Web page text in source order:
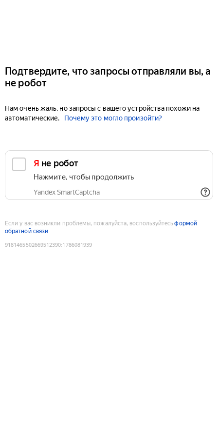
Подтвердите, что запросы отправляли вы, а
не робот
Нам очень жаль, но запросы с вашего устройства похожи на
автоматические.
Почему это могло произойти?
Я не робот
Нажмите, чтобы продолжить
Yandex SmartCaptcha
Если у вас возникли проблемы, пожалуйста, воспользуйтесьформой
обратной связи
9181465502669512390:1786081939